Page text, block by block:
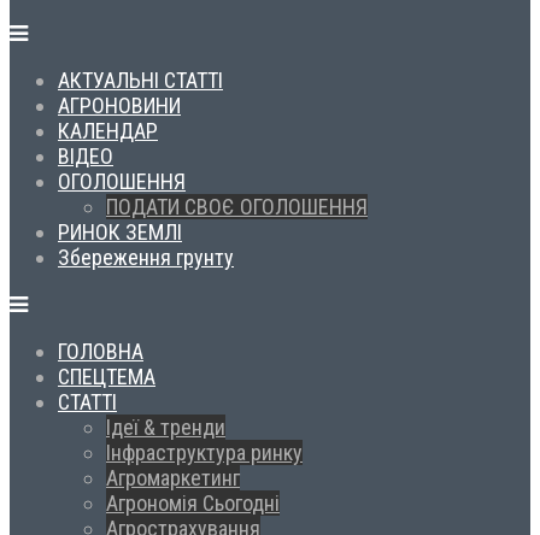
АКТУАЛЬНІ СТАТТІ
АГРОНОВИНИ
КАЛЕНДАР
ВІДЕО
ОГОЛОШЕННЯ
ПОДАТИ СВОЄ ОГОЛОШЕННЯ
РИНОК ЗЕМЛІ
Збереження грунту
ГОЛОВНА
СПЕЦТЕМА
СТАТТІ
Ідеї & тренди
Інфраструктура ринку
Агромаркетинг
Агрономія Сьогодні
Агрострахування